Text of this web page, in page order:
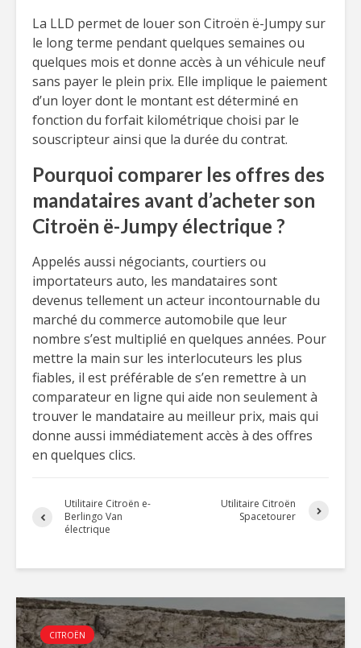
La LLD permet de louer son Citroën ë-Jumpy sur
le long terme pendant quelques semaines ou
quelques mois et donne accès à un véhicule neuf
sans payer le plein prix. Elle implique le paiement
d’un loyer dont le montant est déterminé en
fonction du forfait kilométrique choisi par le
souscripteur ainsi que la durée du contrat.
Pourquoi comparer les offres des
mandataires avant d’acheter son
Citroën ë-Jumpy électrique ?
Appelés aussi négociants, courtiers ou
importateurs auto, les mandataires sont
devenus tellement un acteur incontournable du
marché du commerce automobile que leur
nombre s’est multiplié en quelques années. Pour
mettre la main sur les interlocuteurs les plus
fiables, il est préférable de s’en remettre à un
comparateur en ligne qui aide non seulement à
trouver le mandataire au meilleur prix, mais qui
donne aussi immédiatement accès à des offres
en quelques clics.
Utilitaire Citroën e-
Berlingo Van
électrique
Utilitaire Citroën
Spacetourer
CITROËN